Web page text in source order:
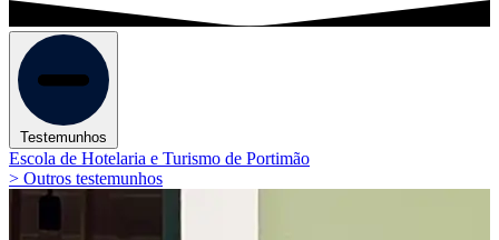
Testemunhos
Escola de Hotelaria e Turismo de Portimão
> Outros testemunhos